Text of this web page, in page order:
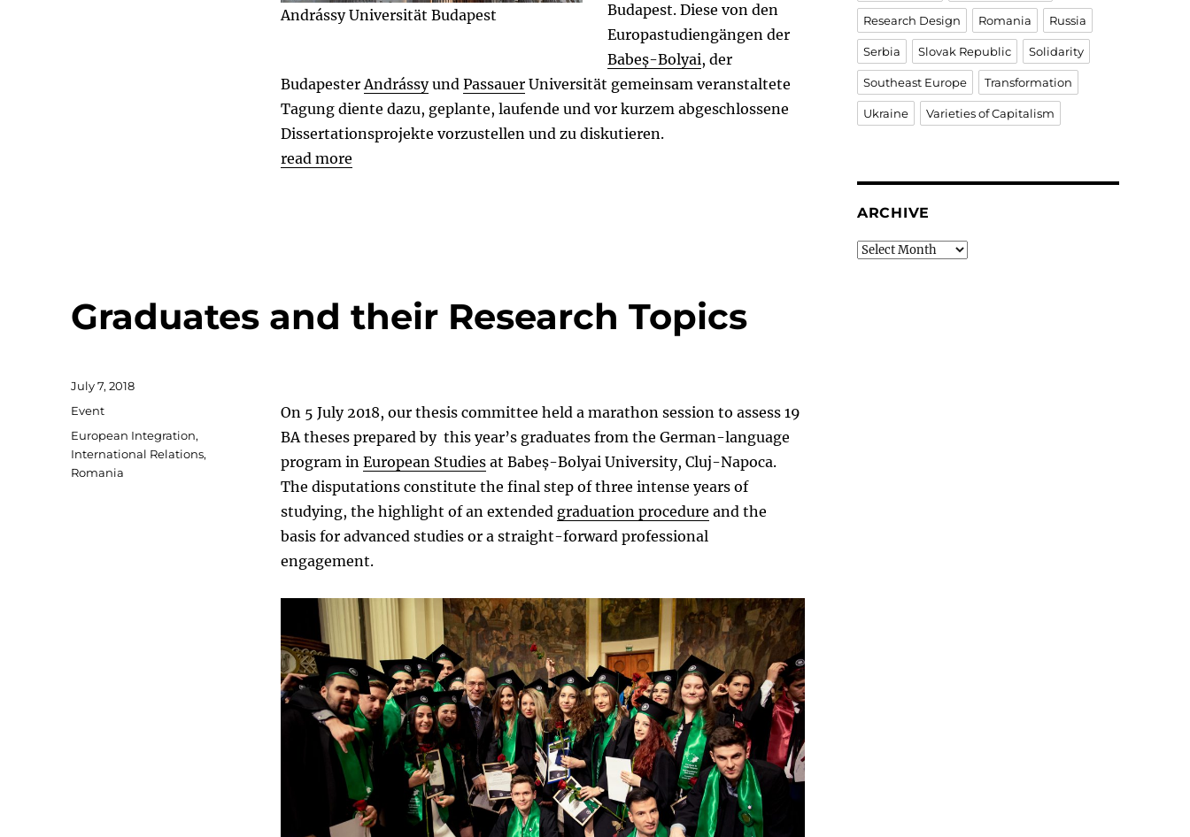
Andrássy Universität Budapest
Budapest. Diese von den
Europastudiengängen der
Babeș-Bolyai, der
BudapesterAndrássyund PassauerUniversität gemeinsam veranstaltete
Tagung diente dazu, geplante, laufende und vor kurzem abgeschlossene
Dissertationsprojekte vorzustellen und zu diskutieren.
read more
Graduates and their Research Topics
On 5 July 2018, our thesis committee held a marathon session to assess 19
BA theses prepared by this year’s graduates from the German-language
program in European Studiesat Babeș-Bolyai University, Cluj-Napoca.
The disputations constitute the final step of three intense years of
studying, the highlight of an extended graduation procedure and the
basis for advanced studies or a straight-forward professional
engagement.
Posted
on
July 7, 2018
Categories
Event
Tags
European Integration,
International Relations,
Romania
Research Design Romania Russia
Serbia Slovak Republic Solidarity
Southeast Europe Transformation
Ukraine Varieties of Capitalism
ARCHIVE
Archive